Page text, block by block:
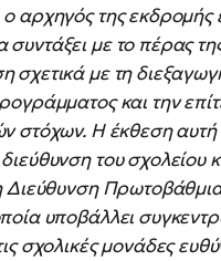
αρχηγός της εκδρομής
με το πέρας
σχετικά με τη
και την
στόχων. Η έκθεση αυτή
του σχολείου
Διεύθυνση
υποβάλλει
σχολικές μονάδες